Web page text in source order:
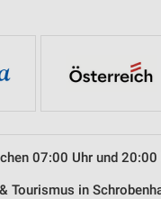
07:00 Uhr und
Tourismus in